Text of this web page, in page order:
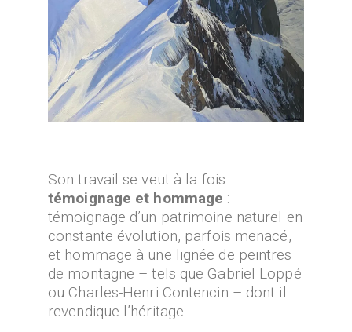
Son travail se veut à la fois
témoignage et hommage :
témoignage d’un patrimoine naturel en
constante évolution, parfois menacé,
et hommage à une lignée de peintres
de montagne – tels que Gabriel Loppé
ou Charles-Henri Contencin – dont il
revendique l’héritage.